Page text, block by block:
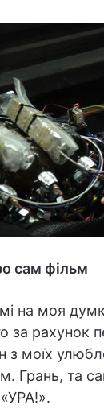
сам фільм
на моя
рахунок
з моїх
Грань, та